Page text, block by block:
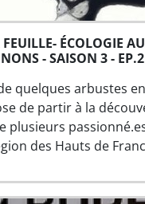
ÉCOLOGIE
- SAISON 3 - EP.2
quelques arbustes
de partir à la
plusieurs
des Hauts de